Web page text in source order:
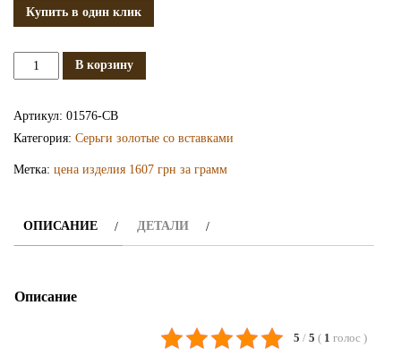
Купить в один клик
КоличествоВ корзину
Артикул: 01576-СВ
Категория: Серьги золотые со вставками
Метка: цена изделия 1607 грн за грамм
ОПИСАНИЕ ДЕТАЛИ
Описание
5 / 5 ( 1 голос )